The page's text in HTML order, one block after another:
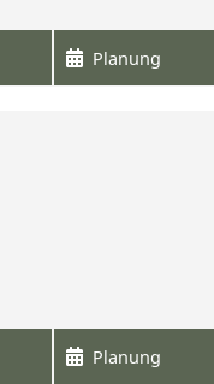
Planung
Planung